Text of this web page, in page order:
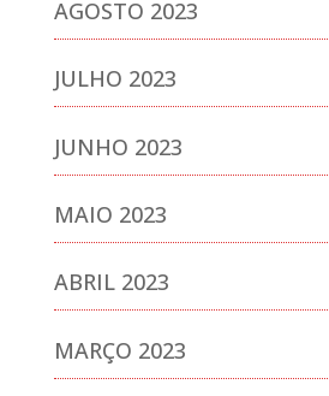
AGOSTO 2023
JULHO 2023
JUNHO 2023
MAIO 2023
ABRIL 2023
MARÇO 2023